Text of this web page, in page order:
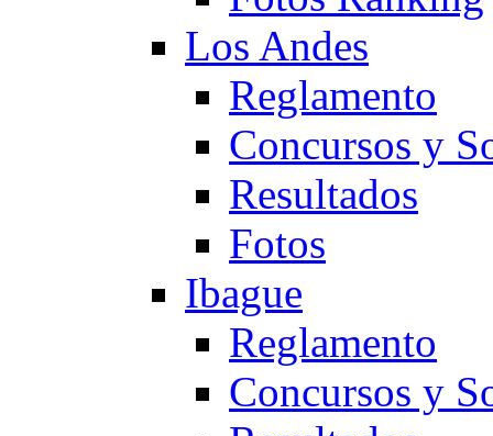
Los Andes
Reglamento
Concursos y
Resultados
Fotos
Ibague
Reglamento
Concursos y